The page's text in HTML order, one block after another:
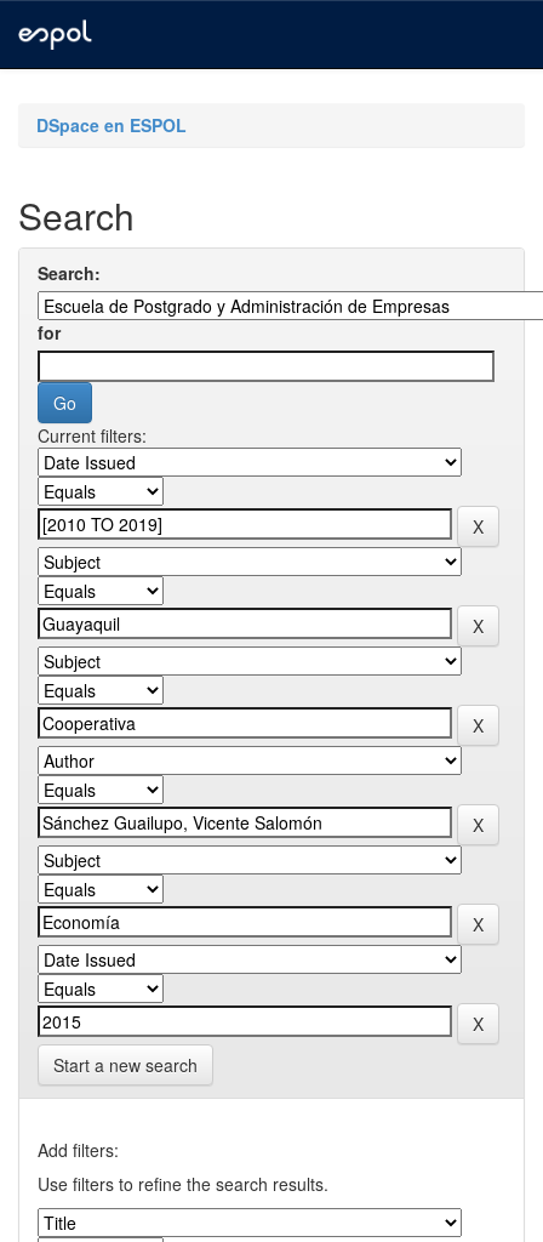
navigationDSpace en ESPOL
Search
Search:
for
Current filters:
Start a new search
Add filters:
Use filters to refine the search results.